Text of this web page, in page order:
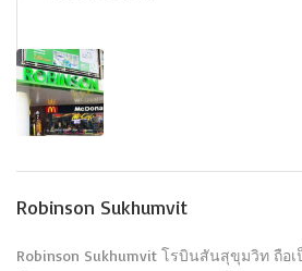
Robinson Sukhumvit
Robinson Sukhumvit โรบินสันสุขุมวิท ถื